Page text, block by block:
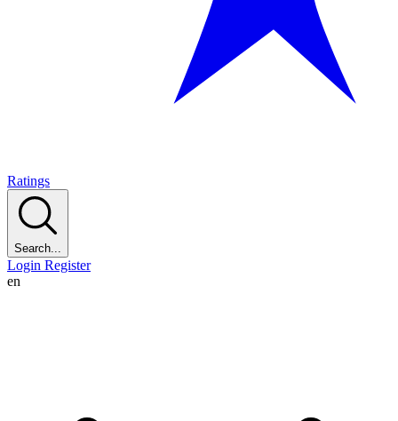
Ratings
Search...
Login Register
en